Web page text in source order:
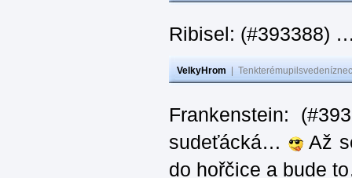
Ribisel: (#393388)
VelkyHrom
Frankenstein:
sudeťácká…
Až
do hořčice a bude